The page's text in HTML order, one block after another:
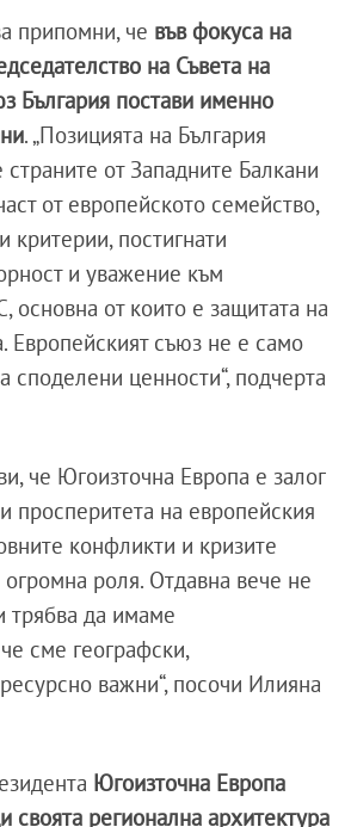
припомни, че във фокуса на
на Съвета на
България постави именно
. „Позицията на България
страните от Западните Балкани
от европейското семейство,
критерии, постигнати
и уважение към
основна от които е защитата на
Европейският съюз не е само
споделени ценности“, подчерта
че Югоизточна Европа е залог
просперитета на европейския
конфликти и кризите
роля. Отдавна вече не
да имаме
сме географски,
важни“, посочи Илияна
Югоизточна Европа
своята регионална архитектура